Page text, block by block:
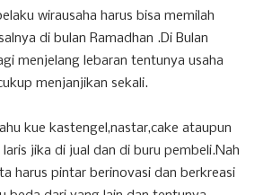
wirausaha harus bisa memilah
di bulan Ramadhan .Di Bulan
menjelang lebaran tentunya usaha
menjanjikan sekali.
kue kastengel,nastar,cake ataupun
jika di jual dan di buru pembeli.Nah
harus pintar berinovasi dan berkreasi